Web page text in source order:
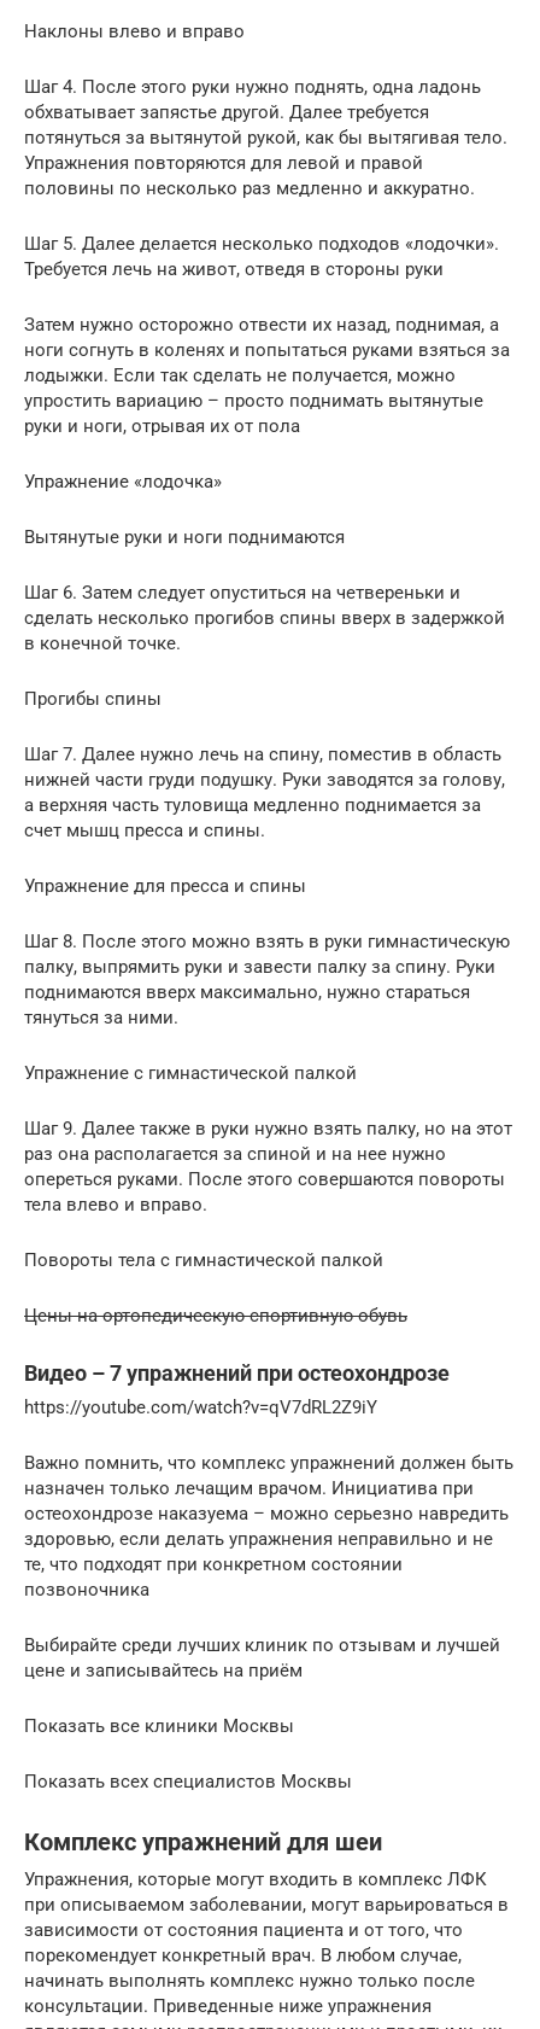
Наклоны влево и вправо
Шаг 4. После этого руки нужно поднять, одна ладонь
обхватывает запястье другой. Далее требуется
потянуться за вытянутой рукой, как бы вытягивая тело.
Упражнения повторяются для левой и правой
половины по несколько раз медленно и аккуратно.
Шаг 5. Далее делается несколько подходов «лодочки».
Требуется лечь на живот, отведя в стороны руки
Затем нужно осторожно отвести их назад, поднимая, а
ноги согнуть в коленях и попытаться руками взяться за
лодыжки. Если так сделать не получается, можно
упростить вариацию – просто поднимать вытянутые
руки и ноги, отрывая их от пола
Упражнение «лодочка»
Вытянутые руки и ноги поднимаются
Шаг 6. Затем следует опуститься на четвереньки и
сделать несколько прогибов спины вверх в задержкой
в конечной точке.
Прогибы спины
Шаг 7. Далее нужно лечь на спину, поместив в область
нижней части груди подушку. Руки заводятся за голову,
а верхняя часть туловища медленно поднимается за
счет мышц пресса и спины.
Упражнение для пресса и спины
Шаг 8. После этого можно взять в руки гимнастическую
палку, выпрямить руки и завести палку за спину. Руки
поднимаются вверх максимально, нужно стараться
тянуться за ними.
Упражнение с гимнастической палкой
Шаг 9. Далее также в руки нужно взять палку, но на этот
раз она располагается за спиной и на нее нужно
опереться руками. После этого совершаются повороты
тела влево и вправо.
Повороты тела с гимнастической палкой
Цены на ортопедическую спортивную обувь
Видео – 7 упражнений при остеохондрозе
https://youtube.com/watch?v=qV7dRL2Z9iY
Важно помнить, что комплекс упражнений должен быть
назначен только лечащим врачом. Инициатива при
остеохондрозе наказуема – можно серьезно навредить
здоровью, если делать упражнения неправильно и не
те, что подходят при конкретном состоянии
позвоночника
Выбирайте среди лучших клиник по отзывам и лучшей
цене и записывайтесь на приём
Показать все клиники Москвы
Показать всех специалистов Москвы
Комплекс упражнений для шеи
Упражнения, которые могут входить в комплекс ЛФК
при описываемом заболевании, могут варьироваться в
зависимости от состояния пациента и от того, что
порекомендует конкретный врач. В любом случае,
начинать выполнять комплекс нужно только после
консультации. Приведенные ниже упражнения